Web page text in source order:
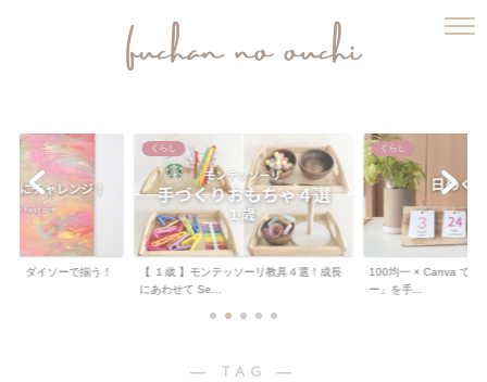
】ダイソーで揃う！
くらし
【 １歳 】モンテッソーリ教具４選！成長
にあわせて Se...
くらし
100均一 × Canva で「
ー」を手...
― TAG ―